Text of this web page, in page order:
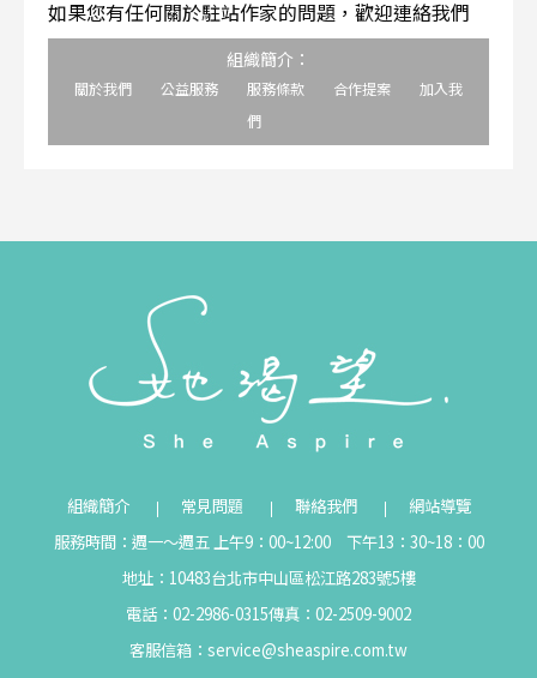
如果您有任何關於駐站作家的問題，歡迎連絡我們
組織簡介：
關於我們 公益服務 服務條款 合作提案
加入我
們
組織簡介 常見問題 聯絡我們
網站導覽
服務時間：週一～週五 上午9：00~12:00 下午13：30~18：00
地址：10483台北市中山區松江路283號5樓
電話：02-2986-0315傳真：02-2509-9002
客服信箱： service@sheaspire.com.tw